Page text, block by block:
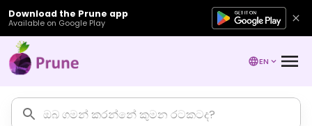
Download the Prune app
Available on Google Play
EN